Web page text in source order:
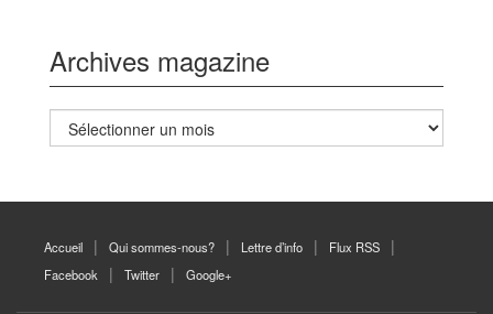
Archives magazine
Archives
magazine
Accueil Qui sommes-nous? Lettre d’info
Flux RSS
Facebook
Twitter Google+